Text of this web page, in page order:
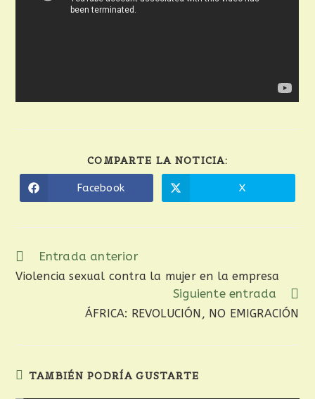
COMPARTE LA NOTICIA:
Facebook X
Entrada anterior
Violencia sexual contra la mujer en la empresa
Siguiente entrada
ÁFRICA: REVOLUCIÓN, NO EMIGRACIÓN
TAMBIÉN PODRÍA GUSTARTE